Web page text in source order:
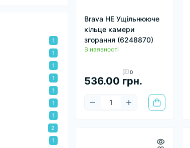
1
1
1
1
1
1
1
2
1
Brava HE Ущільнююче
кільце камери
згорання (6248870)
В наявності
0
536.00 грн.